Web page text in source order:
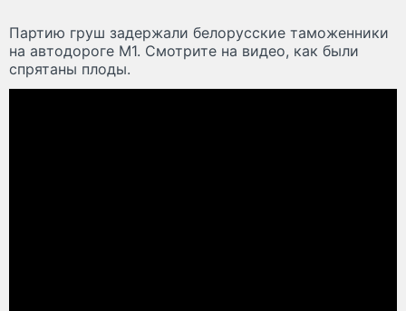
Партию груш задержали белорусские таможенники
на автодороге М1. Смотрите на видео, как были
спрятаны плоды.